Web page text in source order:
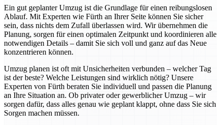
Ein gut geplanter Umzug ist die Grundlage für einen reibungslosen
Ablauf. Mit Experten wie Fürth an Ihrer Seite können Sie sicher
sein, dass nichts dem Zufall überlassen wird. Wir übernehmen die
Planung, sorgen für einen optimalen Zeitpunkt und koordinieren alle
notwendigen Details – damit Sie sich voll und ganz auf das Neue
konzentrieren können.
Umzug planen ist oft mit Unsicherheiten verbunden – welcher Tag
ist der beste? Welche Leistungen sind wirklich nötig? Unsere
Experten von Fürth beraten Sie individuell und passen die Planung
an Ihre Situation an. Ob privater oder gewerblicher Umzug – wir
sorgen dafür, dass alles genau wie geplant klappt, ohne dass Sie sich
Sorgen machen müssen.